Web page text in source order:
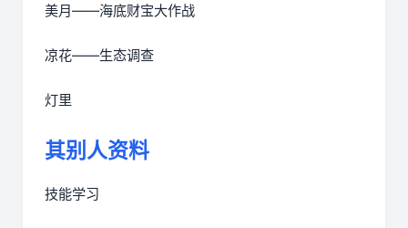
美月——海底财宝大作战
凉花——生态调查
灯里
其别人资料
技能学习